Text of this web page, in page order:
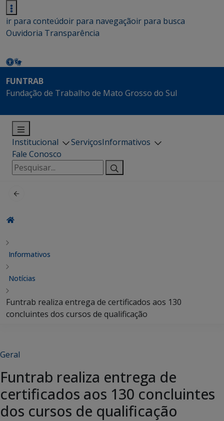
ir para conteúdoir para navegaçãoir para busca
Ouvidoria Transparência
FUNTRAB
Fundação de Trabalho de Mato Grosso do Sul
Institucional ServiçosInformativos
Fale Conosco
Pesquisar
por:
Informativos
Notícias
Funtrab realiza entrega de certificados aos 130
concluintes dos cursos de qualificação
Geral
Funtrab realiza entrega de
certificados aos 130 concluintes
dos cursos de qualificação